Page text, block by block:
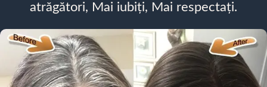
atrăgători, Mai iubiți, Mai respectați.